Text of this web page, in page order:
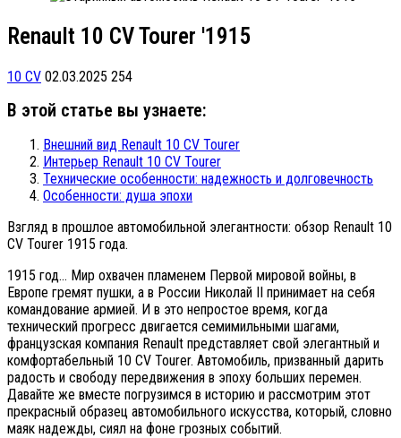
Renault 10 CV Tourer '1915
10 CV 02.03.2025 254
В этой статье вы узнаете:
Внешний вид Renault 10 CV Tourer
Интерьер Renault 10 CV Tourer
Технические особенности: надежность и долговечность
Особенности: душа эпохи
Взгляд в прошлое автомобильной элегантности: обзор Renault 10
CV Tourer 1915 года.
1915 год… Мир охвачен пламенем Первой мировой войны, в
Европе гремят пушки, а в России Николай II принимает на себя
командование армией. И в это непростое время, когда
технический прогресс двигается семимильными шагами,
французская компания Renault представляет свой элегантный и
комфортабельный 10 CV Tourer. Автомобиль, призванный дарить
радость и свободу передвижения в эпоху больших перемен.
Давайте же вместе погрузимся в историю и рассмотрим этот
прекрасный образец автомобильного искусства, который, словно
маяк надежды, сиял на фоне грозных событий.